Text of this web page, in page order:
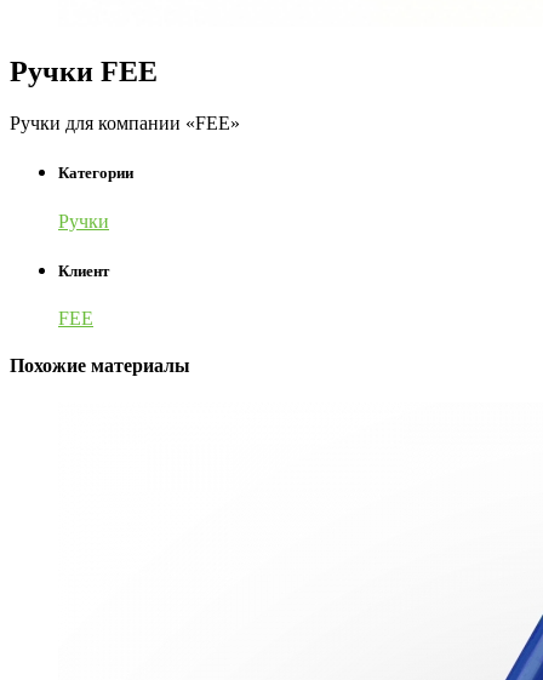
Ручки FEE
Ручки для компании «FEE»
Категории
Ручки
Клиент
FEE
Похожие материалы